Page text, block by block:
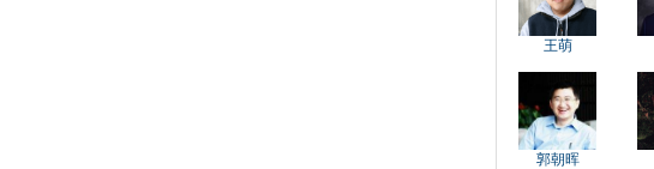
王萌
郭朝晖